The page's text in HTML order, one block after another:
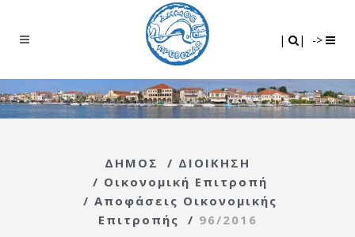
| | ->
ΔΗΜΟΣ / ΔΙΟΙΚΗΣΗ
/ Οικονομική Επιτροπή
/ Αποφάσεις Οικονομικής
Επιτροπής
/ 96/2016